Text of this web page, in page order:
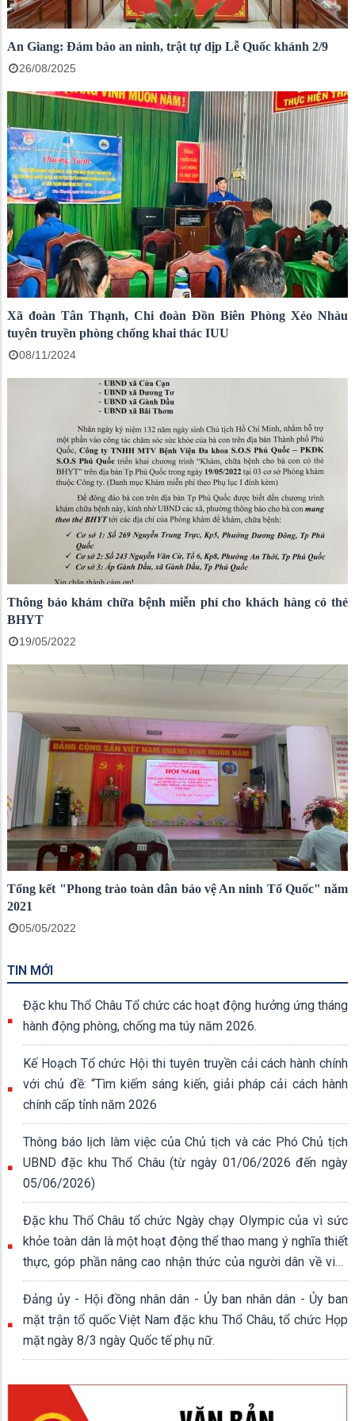
An Giang: Đảm bảo an ninh, trật tự dịp Lễ Quốc khánh 2/9
26/08/2025
Xã đoàn Tân Thạnh, Chi đoàn Đồn Biên Phòng Xẻo Nhàu
tuyên truyền phòng chống khai thác IUU
08/11/2024
Thông báo khám chữa bệnh miễn phí cho khách hàng có thẻ
BHYT
19/05/2022
Tổng kết "Phong trào toàn dân bảo vệ An ninh Tổ Quốc" năm
2021
05/05/2022
TIN MỚI
Đặc khu Thổ Châu Tổ chức các hoạt động hưởng ứng tháng
hành động phòng, chống ma túy năm 2026.
Kế Hoạch Tổ chức Hội thi tuyên truyền cải cách hành chính
với chủ đề: “Tìm kiếm sáng kiến, giải pháp cải cách hành
chính cấp tỉnh năm 2026
Thông báo lịch làm việc của Chủ tịch và các Phó Chủ tịch
UBND đặc khu Thổ Châu (từ ngày 01/06/2026 đến ngày
05/06/2026)
Đặc khu Thổ Châu tổ chức Ngày chạy Olympic của vì sức
khỏe toàn dân là một hoạt động thể thao mang ý nghĩa thiết
thực, góp phần nâng cao nhận thức của người dân về việc
rèn luyện thân thể, xây dựng lối sống lành mạnh.
Đảng ủy - Hội đồng nhân dân - Ủy ban nhân dân - Ủy ban
mặt trận tổ quốc Việt Nam đặc khu Thổ Châu, tổ chức Họp
mặt ngày 8/3 ngày Quốc tế phụ nữ.